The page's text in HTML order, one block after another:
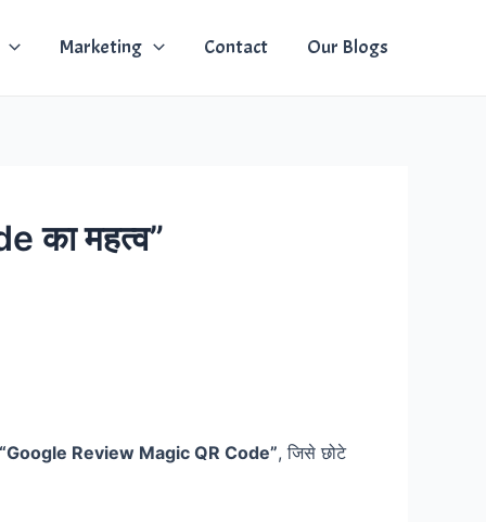
Marketing Contact Our Blogs
का महत्व”
“Google Review Magic QR Code”, जिसे छोटे